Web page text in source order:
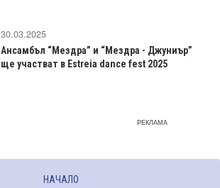
30.03.2025
Ансамбъл “Мездра” и “Мездра - Джуниър”
ще участват в Estreia dance fest 2025
РЕКЛАМА
НАЧАЛО